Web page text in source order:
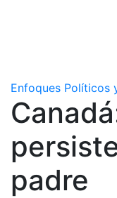
Enfoques Políticos
padre